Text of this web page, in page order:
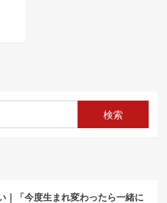
検索
｜「今度生まれ変わったら一緒に